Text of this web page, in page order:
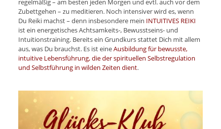
regelmäßig – am besten jeden Morgen und evtl. auch vor dem
Zubettgehen – zu meditieren. Noch intensiver wird es, wenn
Du Reiki machst – denn insbesondere mein INTUITIVES REIKI
ist ein energetisches Achtsamkeits-, Bewusstseins- und
Intuitionstraining. Bereits ein Grundkurs stattet Dich mit allem
aus, was Du brauchst. Es ist eineAusbildung für bewusste,
intuitive Lebensführung, die der spirituellen Selbstregulation
und Selbstführung in wilden Zeiten dient.